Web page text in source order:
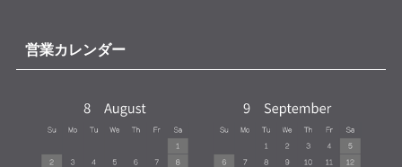
営業カレンダー